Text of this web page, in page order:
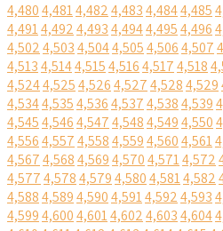
4,4804,4814,4824,4834,4844,485
4,4914,4924,4934,4944,4954,496
4,5024,5034,5044,5054,5064,507
4,5134,5144,5154,5164,5174,518
4,5244,5254,5264,5274,5284,529
4,5344,5354,5364,5374,5384,539
4,5454,5464,5474,5484,5494,550
4,5564,5574,5584,5594,5604,561
4,5674,5684,5694,5704,5714,572
4,5774,5784,5794,5804,5814,582
4,5884,5894,5904,5914,5924,593
4,5994,6004,6014,6024,6034,604